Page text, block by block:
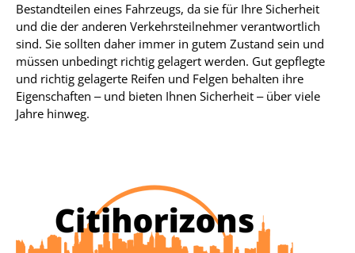
Bestandteilen eines Fahrzeugs, da sie für Ihre Sicherheit
und die der anderen Verkehrsteilnehmer verantwortlich
sind. Sie sollten daher immer in gutem Zustand sein und
müssen unbedingt richtig gelagert werden. Gut gepflegte
und richtig gelagerte Reifen und Felgen behalten ihre
Eigenschaften – und bieten Ihnen Sicherheit – über viele
Jahre hinweg.